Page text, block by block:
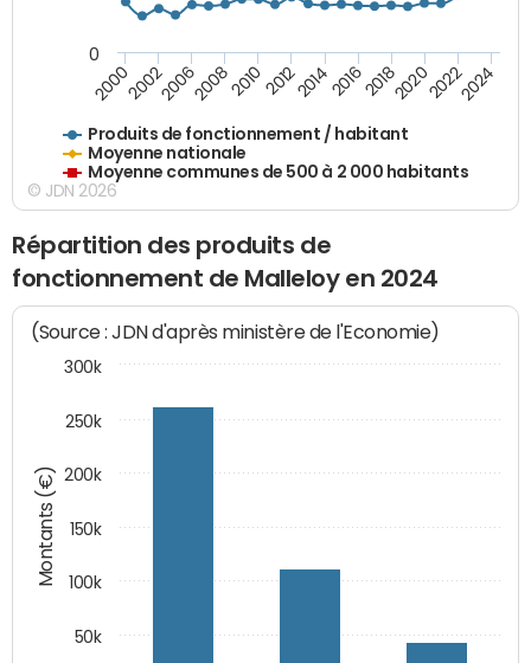
Produits de fonctionnement / habitant
Moyenne nationale
Moyenne communes de 500 à 2 000 habitants
200020022006200820102012201420162018202020222024
0
© JDN 2026
Répartition des produits de
fonctionnement de Malleloy en 2024
Montants (€)
(Source : JDN d'après ministère de l'Economie)
50k
100k
150k
200k
250k
300k